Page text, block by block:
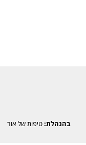
בהנהלת:טיפות של אור